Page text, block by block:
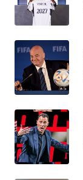
WAHANA
SELEB
WAHANA
PERSONA
OTOMOTIF
WAHANA
HEALTH